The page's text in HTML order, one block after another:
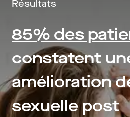
Résultats
85% des
constatent
amélioration
sexuelle post